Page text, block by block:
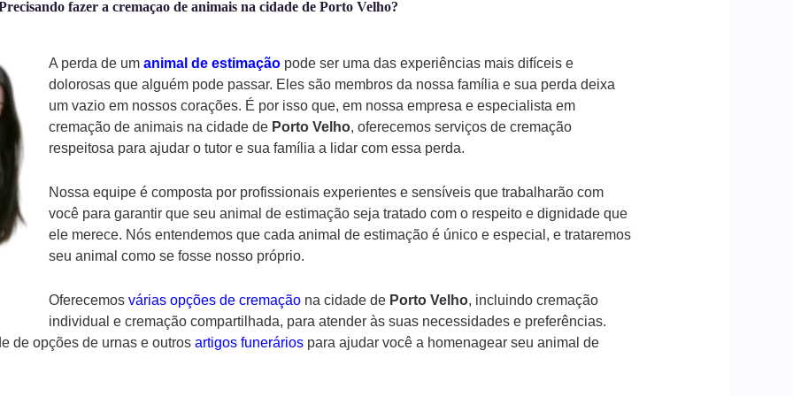
fazer a cremaçao de animais na cidade de Porto Velho?
A perda de um animal de estimaçãopode ser uma das experiências mais difíceis e
dolorosas que alguém pode passar. Eles são membros da nossa família e sua perda deixa
um vazio em nossos corações. É por isso que, em nossa empresa e especialista em
cremação de animais na cidade de Porto Velho, oferecemos serviços de cremação
respeitosa para ajudar o tutor e sua família a lidar com essa perda.
Nossa equipe é composta por profissionais experientes e sensíveis que trabalharão com
você para garantir que seu animal de estimação seja tratado com o respeito e dignidade que
ele merece. Nós entendemos que cada animal de estimação é único e especial, e trataremos
seu animal como se fosse nosso próprio.
Oferecemos várias opções de cremaçãona cidade de Porto Velho, incluindo cremação
individual e cremação compartilhada, para atender às suas necessidades e preferências.
de opções de urnas e outros artigos funeráriospara ajudar você a homenagear seu animal de